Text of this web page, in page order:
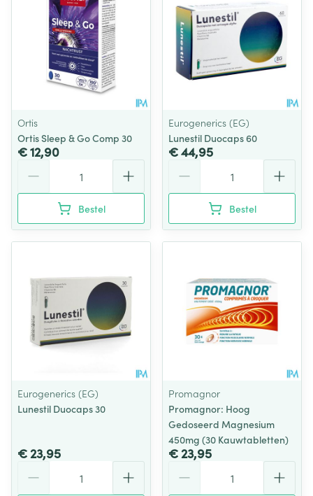
Ortis
Ortis Sleep & Go Comp 30
€ 12,90
Bestel
Eurogenerics (EG)
Lunestil Duocaps 60
€ 44,95
Bestel
Eurogenerics (EG)
Lunestil Duocaps 30
€ 23,95
Promagnor
Promagnor: Hoog
Gedoseerd Magnesium
450mg (30 Kauwtabletten)
€ 23,95